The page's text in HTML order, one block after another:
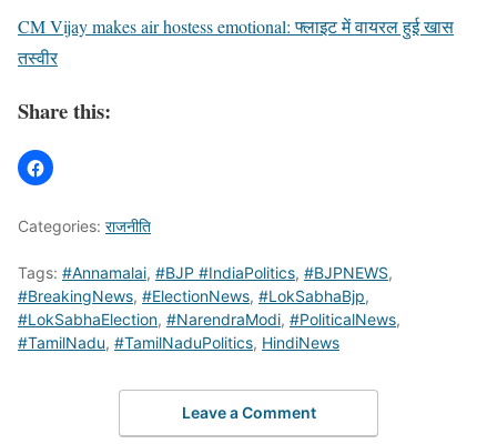
CM Vijay makes air hostess emotional: फ्लाइट में वायरल हुई खास
तस्वीर
Share this:
Categories: राजनीति
Tags: #Annamalai, #BJP #IndiaPolitics, #BJPNEWS,
#BreakingNews, #ElectionNews, #LokSabhaBjp,
#LokSabhaElection, #NarendraModi, #PoliticalNews,
#TamilNadu, #TamilNaduPolitics, HindiNews
Leave a Comment